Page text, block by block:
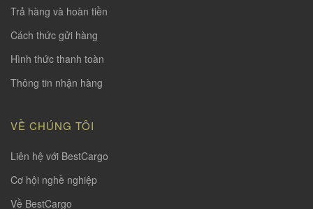
Trả hàng và hoàn tiền
Cách thức gửi hàng
Hình thức thanh toàn
Thông tin nhận hàng
VỀ CHÚNG TÔI
Liên hệ với BestCargo
Cơ hội nghề nghiệp
Về BestCargo